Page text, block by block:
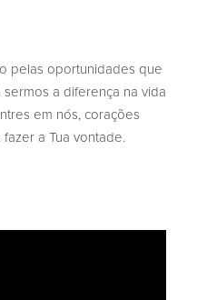
pelas oportunidades que
a diferença na vida
em nós, corações
a Tua vontade.